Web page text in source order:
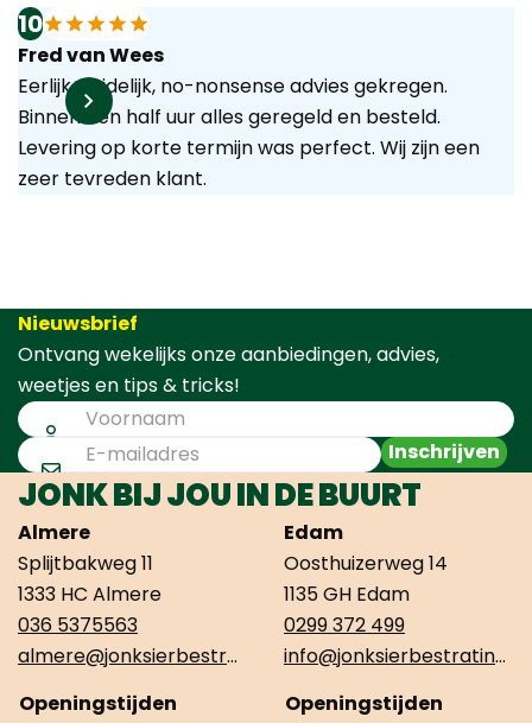
10
Fred van Wees
Eerlijk, duidelijk, no-nonsense advies gekregen.
Binnen een half uur alles geregeld en besteld.
Levering op korte termijn was perfect. Wij zijn een
zeer tevreden klant.
Nieuwsbrief
Ontvang wekelijks onze aanbiedingen, advies,
weetjes en tips & tricks!
Inschrijven
JONK BIJ JOU IN DE BUURT
Almere
Splijtbakweg 11
1333 HC Almere
036 5375563
almere@jonksierbestrating.nl
Openingstijden
Edam
Oosthuizerweg 14
1135 GH Edam
0299 372 499
info@jonksierbestrating.nl
Openingstijden